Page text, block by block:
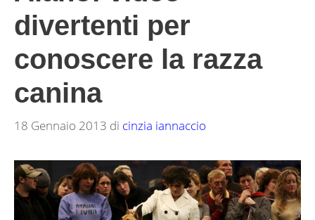
divertenti per
conoscere la razza
canina
18 Gennaio 2013 di cinzia iannaccio